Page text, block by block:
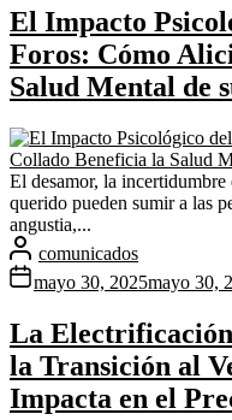
El Impacto
Foros: Cómo
Salud Mental de
El desamor, la
querido pueden sumir a las
angustia,...
comunicados
mayo 30, 2025mayo 30,
La
la Transición al
Impacta en el